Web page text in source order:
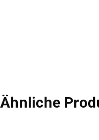
Ähnliche